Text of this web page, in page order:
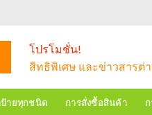
โปรโมชั่น!
สิทธิพิเศษ และข่าวสารต่า
ป้ายทุกชนิด การสั่งซื้อสินค้า